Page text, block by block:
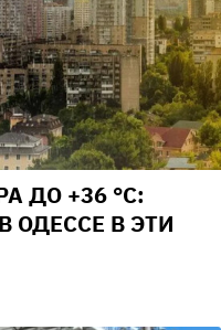
ДО +36 °С:
ОДЕССЕ В ЭТИ